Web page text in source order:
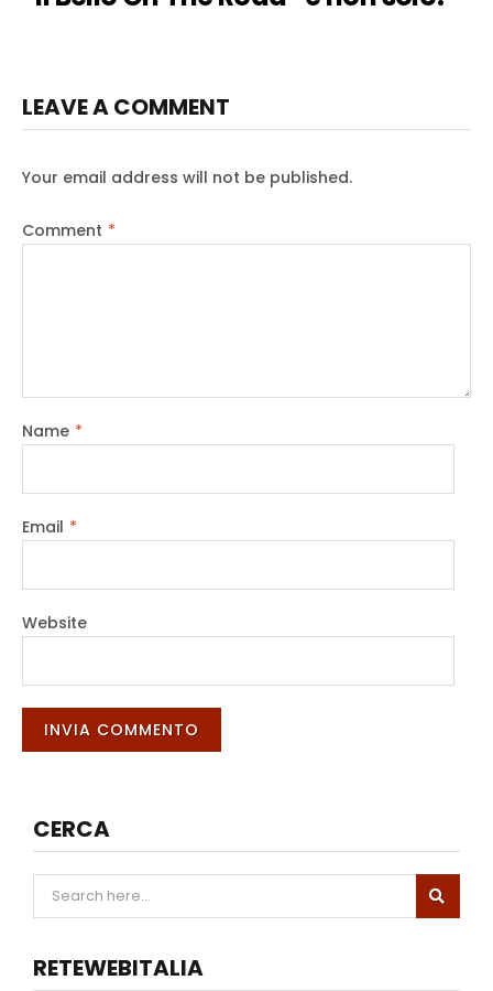
LEAVE A COMMENT
Your email address will not be published.
Comment *
Name *
Email *
Website
CERCA
RETEWEBITALIA